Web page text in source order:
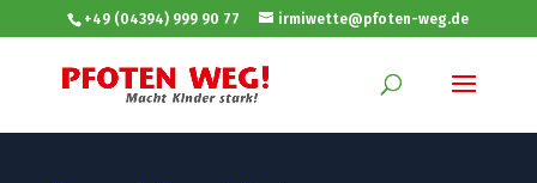
+49 (04394) 999 90 77 irmiwette@pfoten-weg.de